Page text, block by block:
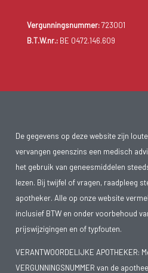
Vergunningsnummer:723001
B.T.W.nr.:BE 0472.146.609
De gegevens op deze website zijn
vervangen geenszins een medisch
het gebruik van geneesmiddelen
lezen. Bij twijfel of vragen, raadpleeg
apotheker. Alle op onze website
inclusief BTW en onder voorbehoud
prijswijzigingen en of typfouten.
VERANTWOORDELIJKE APOTHEKER:
VERGUNNINGSNUMMER van de